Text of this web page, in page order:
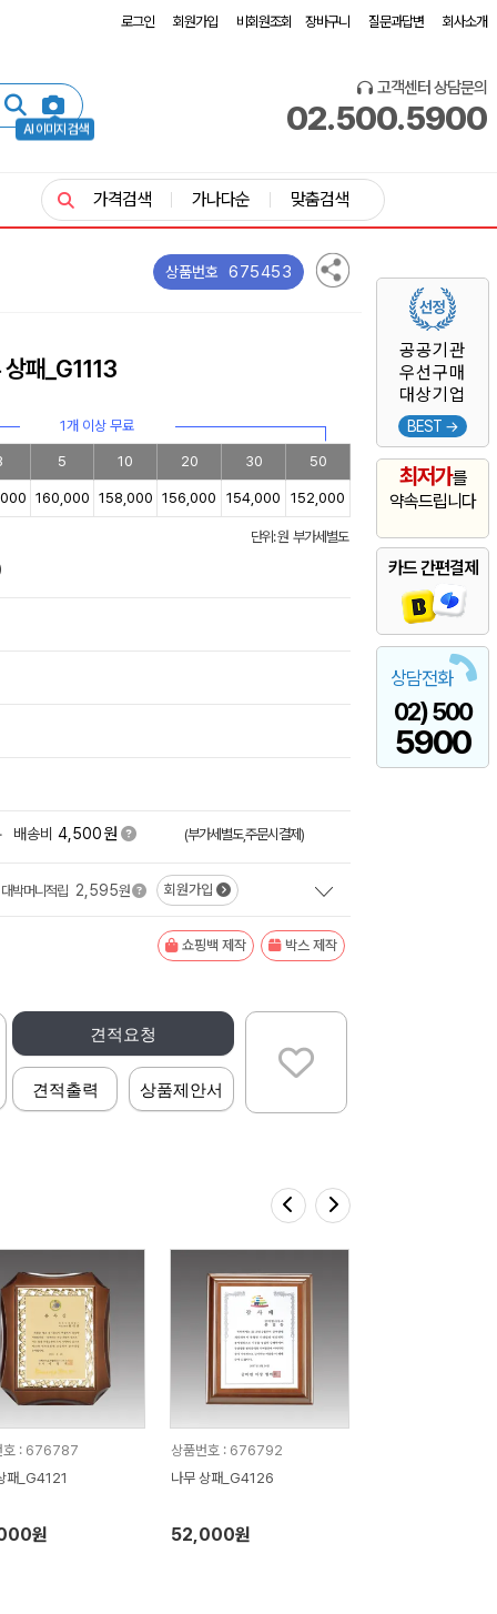
로그인 회원가입 비회원조회 장바구니 질문과답변 회사소개
AI 이미지 검색
고객센터 상담문의
02.500.5900
공공기관
우선구매
대상기업
BEST →
최저가를
약속드립니다
카드 간편결제
상담전화
02) 500
5900
가격검색 가나다순 맞춤검색
상품번호 675453
패_G1113
1개 이상 무료
5 10 20 30 50
160,000 158,000 156,000 154,000 152,000
단위: 원 부가세별도
배송비 4,500원 (부가세별도,주문시결제)
대박머니적립 2,595원 회원가입
쇼핑백 제작 박스 제작
견적요청
견적출력 상품제안서
호 : 676787
패_G4121
원
상품번호 : 676792
나무 상패_G4126
52,000원